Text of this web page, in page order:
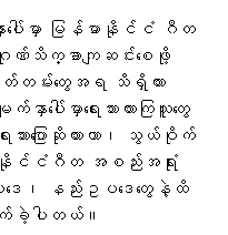
ါ်မှာ မြန်မာနိုင်ငံ ဂီတ
သိက္ခာကျဆင်းစေဖို့
မှတ်တမ်းတွေအရ သိရှိထား
ပေါ်မှာရေးသားထားကြသူတွေ
းပြောဆိုထားတာ၊ သွယ်ဝိုက်
ြန်မာနိုင်ငံဂီတ အစည်းအရုံး
ေ၊ နည်းဥပဒေတွေနဲ့ထိ
ာက်ခဲ့ပါတယ်။